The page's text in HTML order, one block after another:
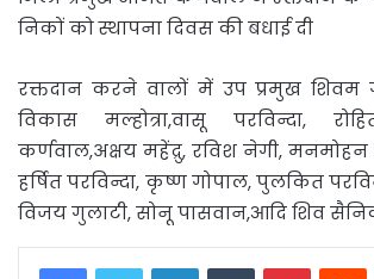
निकों को स्थापना दिवस की बधाई दी
रक्तदान करने वालों में उप प्रमुख शिवम
विकास मल्होत्रा,वासू परविन्दा,
कर्णवाल,अक्षय महेंद्रु, रविश नेगी, मनमोहन
हर्षित परविन्दा, कृष्ण गोपाल, पुलकित
विजय गुलाटी, सोनू पासवान,आदि शिव
LinkedInTumblr